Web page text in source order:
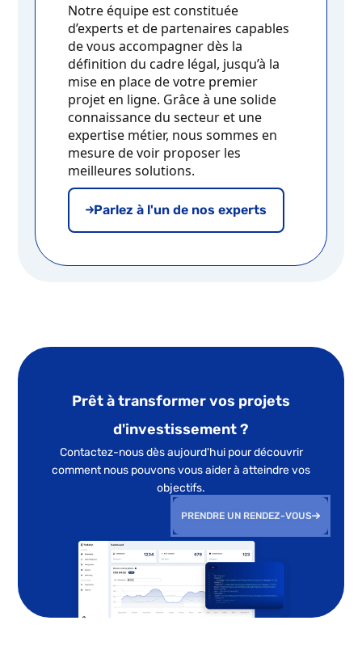
Notre équipe est constituée
d’experts et de partenaires capables
de vous accompagner dès la
définition du cadre légal, jusqu’à la
mise en place de votre premier
projet en ligne. Grâce à une solide
connaissance du secteur et une
expertise métier, nous sommes en
mesure de voir proposer les
meilleures solutions.
Parlez à l'un de nos experts
Prêt à transformer vos projets
d'investissement ?
Contactez-nous dès aujourd'hui pour découvrir
comment nous pouvons vous aider à atteindre vos
objectifs.
PRENDRE UN RENDEZ-VOUS